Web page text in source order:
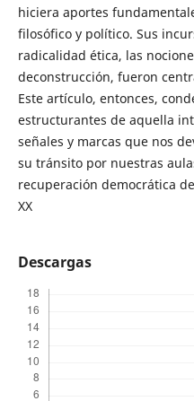
hiciera aportes
filosófico y político. Sus
radicalidad ética, las
deconstrucción, fueron
Este artículo, entonces,
estructurantes de aquella
señales y marcas que nos
su tránsito por nuestras
recuperación democrática
XX
Descargas